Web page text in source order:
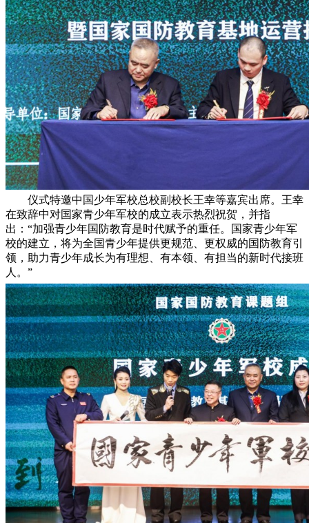
仪式特邀中国少年军校总校副校长王幸等嘉宾出席。王幸
在致辞中对国家青少年军校的成立表示热烈祝贺，并指
出：“加强青少年国防教育是时代赋予的重任。国家青少年军
校的建立，将为全国青少年提供更规范、更权威的国防教育引
领，助力青少年成长为有理想、有本领、有担当的新时代接班
人。”